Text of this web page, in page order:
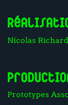
Nicolas Richard
Prototypes